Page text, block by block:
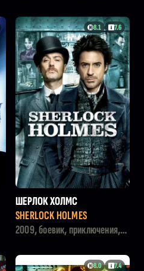
8.1 7.6
ШЕРЛОК ХОЛМС
SHERLOCK HOLMES
2009, боевик, приключения,
8.0 7.4